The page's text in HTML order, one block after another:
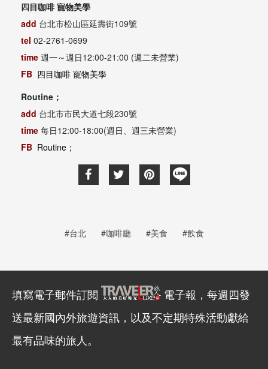
四目咖啡 寵物美學
add 台北市松山區延壽街109號
tel 02-2761-0699
time 週一～週日12:00-21:00 (週二未營業)
FB 四目咖啡 寵物美學
Routine；
add 台北市市民大道七段230號
time 每日12:00-18:00(週日、週三未營業)
FB Routine；
#台北 #咖啡廳 #美食 #飲食
填寫電子郵件訂閱
電子報，每週四發
送最新國內外旅遊資訊，以及不定期特殊活動獻給
最有品味的旅人。